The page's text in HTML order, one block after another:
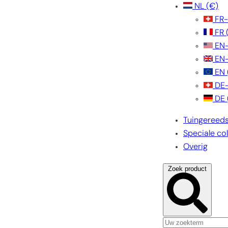
NL (€)
FR
EN
DE
Speciale
Overig
Zoek product